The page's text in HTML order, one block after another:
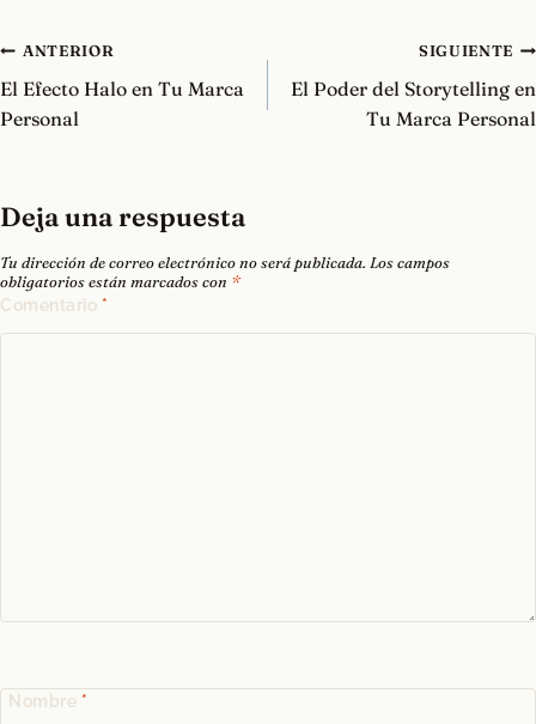
Navegación
de
entradas
ANTERIOR
El Efecto Halo en Tu Marca
Personal
SIGUIENTE
El Poder del Storytelling en
Tu Marca Personal
Deja una respuesta
Tu dirección de correo electrónico no será publicada. Los campos
obligatorios están marcados con *
Comentario *
Nombre *